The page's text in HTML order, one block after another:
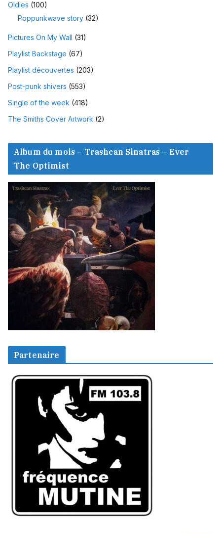
Oldies (100)
Poppunkwave story (32)
Pictures On My Wall (31)
Playlist Backstage (67)
Playlist découvertes (203)
Post-punk shivers (553)
Single of the week (418)
The Smiths Cover Artwork (2)
Album du mois – Trashcan Sinatras – Ever
The Optimist
Partenaire